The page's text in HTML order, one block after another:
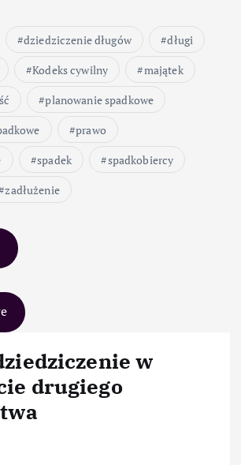
dziedziczenie długów
długi
Kodeks cywilny
majątek
planowanie spadkowe
prawo
spadek
spadkobiercy
zadłużenie
w
drugiego